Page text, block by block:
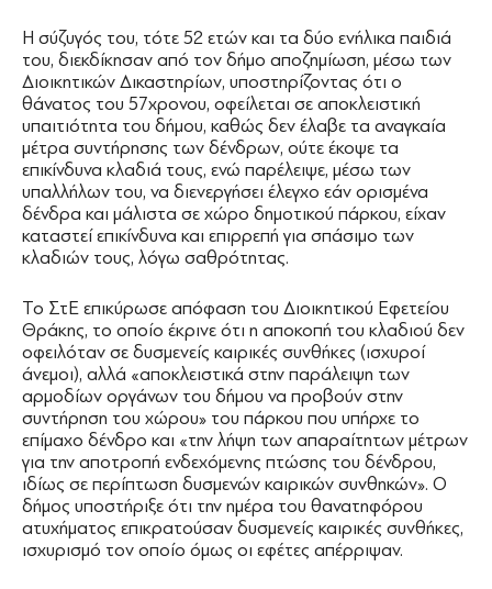
Η σύζυγός του, τότε 52 ετών και τα δύο ενήλικα παιδιά
του, διεκδίκησαν από τον δήμο αποζημίωση, μέσω των
Διοικητικών Δικαστηρίων, υποστηρίζοντας ότι ο
θάνατος του 57χρονου, οφείλεται σε αποκλειστική
υπαιτιότητα του δήμου, καθώς δεν έλαβε τα αναγκαία
μέτρα συντήρησης των δένδρων, ούτε έκοψε τα
επικίνδυνα κλαδιά τους, ενώ παρέλειψε, μέσω των
υπαλλήλων του, να διενεργήσει έλεγχο εάν ορισμένα
δένδρα και μάλιστα σε χώρο δημοτικού πάρκου, είχαν
καταστεί επικίνδυνα και επιρρεπή για σπάσιμο των
κλαδιών τους, λόγω σαθρότητας.
Το ΣτΕ επικύρωσε απόφαση του Διοικητικού Εφετείου
Θράκης, το οποίο έκρινε ότι η αποκοπή του κλαδιού δεν
οφειλόταν σε δυσμενείς καιρικές συνθήκες (ισχυροί
άνεμοι), αλλά «αποκλειστικά στην παράλειψη των
αρμοδίων οργάνων του δήμου να προβούν στην
συντήρηση του χώρου» του πάρκου που υπήρχε το
επίμαχο δένδρο και «την λήψη των απαραίτητων μέτρων
για την αποτροπή ενδεχόμενης πτώσης του δένδρου,
ιδίως σε περίπτωση δυσμενών καιρικών συνθηκών». Ο
δήμος υποστήριξε ότι την ημέρα του θανατηφόρου
ατυχήματος επικρατούσαν δυσμενείς καιρικές συνθήκες,
ισχυρισμό τον οποίο όμως οι εφέτες απέρριψαν.